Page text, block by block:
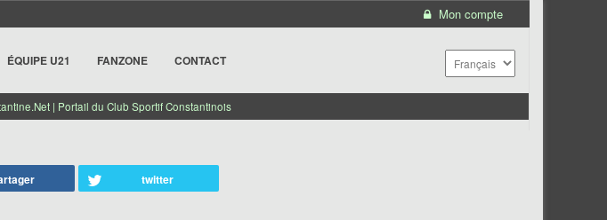
Mon compte
ÉQUIPE U21 FANZONE CONTACT
| Portail du Club Sportif Constantinois
twitter